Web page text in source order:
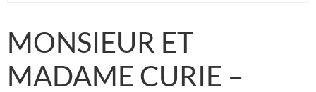
MONSIEUR ET
MADAME CURIE –